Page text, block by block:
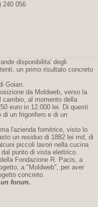
240 056
disponibilita' degli
un primo risultato concreto
Goian.
da Moldweb, verso la
cambio, al momento della
euro in 12.000 lei. Di questi
un frigorifero e di un
l'azienda fornitrice, visto lo
un residuo di 1882 lei md, di
piccoli lavori nella cucina
punto di vista elettrico.
Fondazione R. Pacis, a
a "Moldweb", per aver
concreto.
forum.